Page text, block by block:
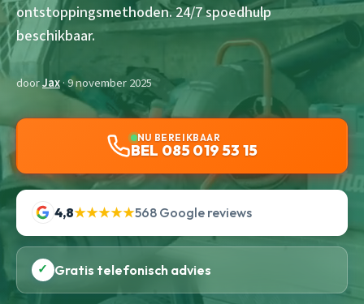
ontstoppingsmethoden. 24/7 spoedhulp
beschikbaar.
doorJax· 9 november 2025
NU BEREIKBAAR
BEL 085 019 53 15
4,8★★★★★568 Google reviews
✓ Gratis telefonisch advies